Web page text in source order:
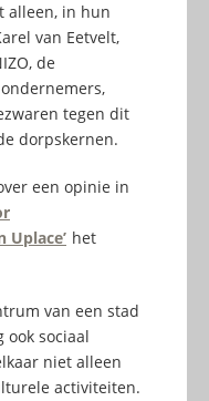
alleen, in hun
van Eetvelt,
de
tegen dit
dorpskernen.
een opinie in
Uplace’ het
van een stad
ook sociaal
niet alleen
activiteiten.